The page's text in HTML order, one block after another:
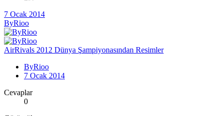
7 Ocak 2014
ByRioo
AirRivals 2012 Dünya Şampiyonasından Resimler
ByRioo
7 Ocak 2014
Cevaplar
0